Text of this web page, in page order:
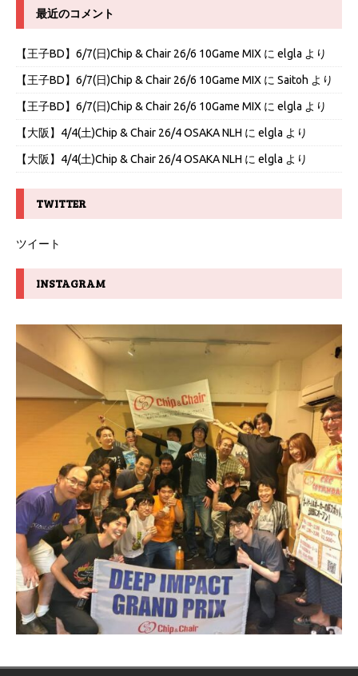
最近のコメント
【王子BD】6/7(日)Chip & Chair 26/6 10Game MIX に elgla より
【王子BD】6/7(日)Chip & Chair 26/6 10Game MIX に Saitoh より
【王子BD】6/7(日)Chip & Chair 26/6 10Game MIX に elgla より
【大阪】4/4(土)Chip & Chair 26/4 OSAKA NLH に elgla より
【大阪】4/4(土)Chip & Chair 26/4 OSAKA NLH に elgla より
TWITTER
ツイート
INSTAGRAM